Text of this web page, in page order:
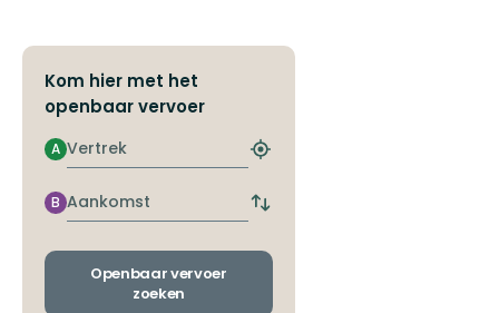
Kom hier met het
openbaar vervoer
Vertrek
A
Zoek
dichtstbijzijnde
halte
Aankomst
B
Wissel
en
Openbaar vervoer
zoeken